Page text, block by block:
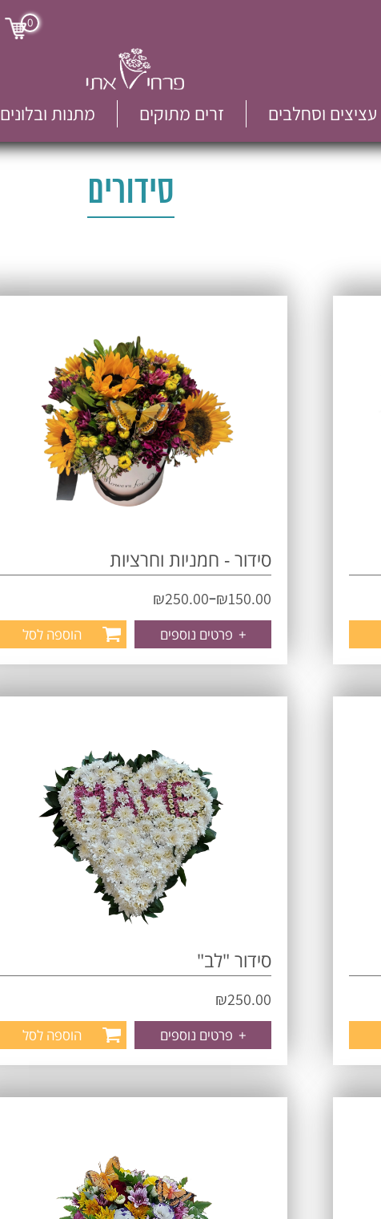
0
עציצים וסחלבים זרים מתוקים מתנות ובלונים
סידורים
סידור - חמניות וחרציות
₪150.00
–
₪250.00
+ פרטים נוספים הוספה לסל
סידור "לב"
₪250.00
+ פרטים נוספים הוספה לסל